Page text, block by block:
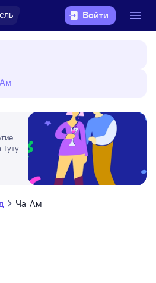
Войти
Туту
Ча-Ам